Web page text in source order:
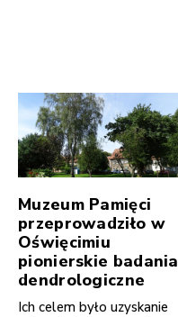
Muzeum Pamięci
przeprowadziło w
Oświęcimiu
pionierskie badania
dendrologiczne
Ich celem było uzyskanie